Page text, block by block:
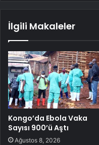
İlgili Makaleler
Kongo’da Ebola Vaka
Sayısı 900’ü Aştı
Ağustos 8, 2026